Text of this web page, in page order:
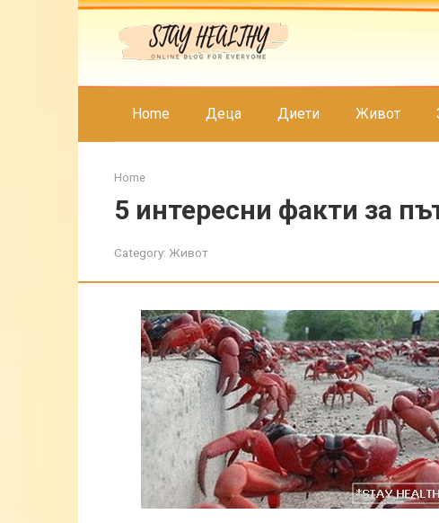
Home Деца Диети Живот
Home
5 интересни факти за
Category: Живот